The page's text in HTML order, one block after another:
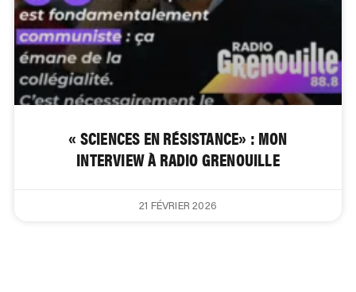
« SCIENCES EN RÉSISTANCE» : MON
INTERVIEW À RADIO GRENOUILLE
21 FÉVRIER 2026